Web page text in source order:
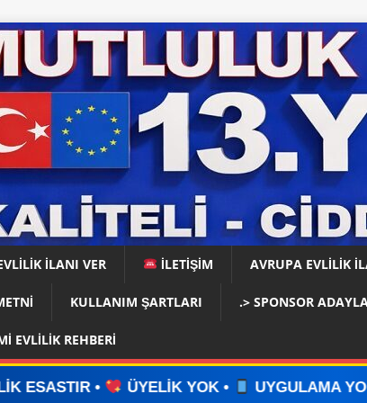
İLANI VER İLETİŞİM AVRUPA EVLİLİK
KULLANIM ŞARTLARI .> SPONSOR
EVLILIK REHBERI
YOK • UYGULAMA YOK • ZAMAN